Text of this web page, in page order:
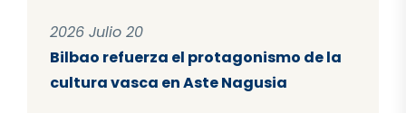
2026 Julio 20
Bilbao refuerza el protagonismo de la
cultura vasca en Aste Nagusia